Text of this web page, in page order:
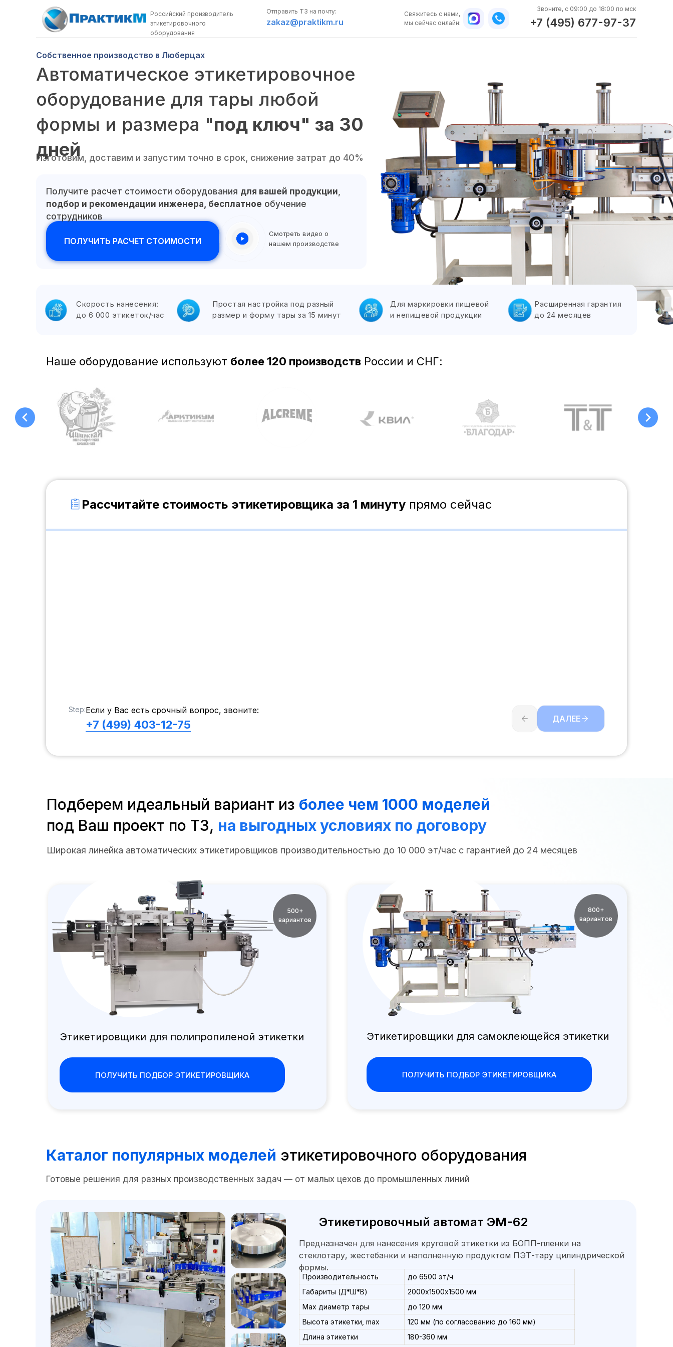
Российский производитель
этикетировочного
оборудования
zakaz@praktikm.ru
Звоните, с 09:00 до 18:00 по мск
+7 (495) 677-97-37
Задать вопрос в WhatsApp
ПОЛУЧИТЬ
КОНСУЛЬТАЦИЮ
Отправить ТЗ на почту:
Свяжитесь с нами,
мы сейчас онлайн:
Свяжитесь с нами,
мы сейчас онлайн:
Автоматическое этикетировочное
оборудование для тары любой
формы и размера "под ключ" за 30
дней
ПОЛУЧИТЬ РАСЧЕТ СТОИМОСТИ
Получите расчет стоимости оборудования для вашей продукции,
подбор и рекомендации инженера, бесплатное обучение
сотрудников
Изготовим, доставим и запустим точно в срок, снижение затрат до 40%
Простая настройка под разный
размер и форму тары за 15 минут
Скорость нанесения:
до 6 000 этикеток/час
Расширенная гарантия
до 24 месяцев
Для маркировки пищевой
и непищевой продукции
Смотреть видео о
нашем производстве
Собственное производство в Люберцах
Наше оборудование используют более 120 производств России и СНГ:
Рассчитайте стоимость этикетировщика за 1 минуту прямо сейчас
Step:Если у Вас есть срочный вопрос, звоните:
+7 (499) 403-12-75 ДАЛЕЕ
Подберем идеальный вариант из более чем 1000 моделей
под Ваш проект по ТЗ, на выгодных условиях по договору
Этикетировщики для полипропиленой этикетки Этикетировщики для самоклеющейся этикетки
ПОЛУЧИТЬ ПОДБОР ЭТИКЕТИРОВЩИКА ПОЛУЧИТЬ ПОДБОР ЭТИКЕТИРОВЩИКА
Широкая линейка автоматических этикетировщиков производительностью до 10 000 эт/час с гарантией до 24 месяцев
500+
вариантов
800+
вариантов
Каталог популярных моделей этикетировочного оборудования
Предназначен для нанесения круговой этикетки из БОПП-пленки на
стеклотару, жестебанки и наполненную продуктом ПЭТ-тару цилиндрической
формы.
Этикетировочный автомат ЭМ-62
Готовые решения для разных производственных задач — от малых цехов до промышленных линий
Производительность
до 6500 эт/ч
Габариты (Д*Ш*В)
2000х1500х1500 мм
Max диаметр тары
до 120 мм
Высота этикетки, max
120 мм (по согласованию до 160 мм)
Длина этикетки
180-360 мм